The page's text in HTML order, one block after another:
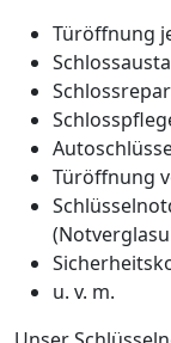
Türöffnung
Türöffnung
u. v. m.